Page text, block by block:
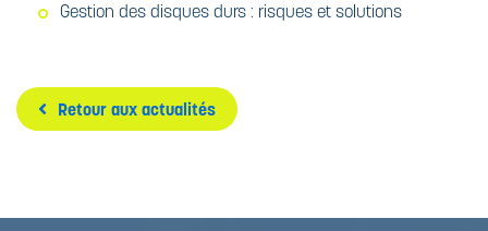
Gestion des disques durs : risques et solutions
Retour aux actualités